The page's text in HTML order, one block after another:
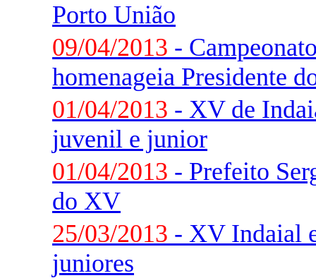
Porto União
09/04/2013 -
homenageia Presidente
01/04/2013 - XV de
juvenil e junior
01/04/2013 - Prefeito
do XV
25/03/2013 - XV Indaial
juniores